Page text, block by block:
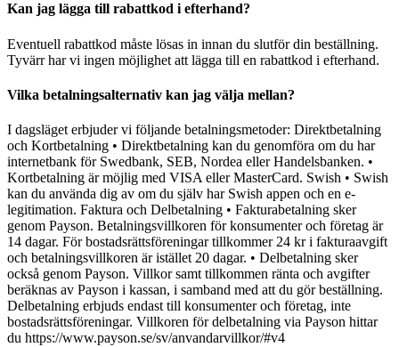
Kan jag lägga till rabattkod i efterhand?
Eventuell rabattkod måste lösas in innan du slutför din beställning.
Tyvärr har vi ingen möjlighet att lägga till en rabattkod i efterhand.
Vilka betalningsalternativ kan jag välja mellan?
I dagsläget erbjuder vi följande betalningsmetoder: Direktbetalning
och Kortbetalning • Direktbetalning kan du genomföra om du har
internetbank för Swedbank, SEB, Nordea eller Handelsbanken. •
Kortbetalning är möjlig med VISA eller MasterCard. Swish • Swish
kan du använda dig av om du själv har Swish appen och en e-
legitimation. Faktura och Delbetalning • Fakturabetalning sker
genom Payson. Betalningsvillkoren för konsumenter och företag är
14 dagar. För bostadsrättsföreningar tillkommer 24 kr i fakturaavgift
och betalningsvillkoren är istället 20 dagar. • Delbetalning sker
också genom Payson. Villkor samt tillkommen ränta och avgifter
beräknas av Payson i kassan, i samband med att du gör beställning.
Delbetalning erbjuds endast till konsumenter och företag, inte
bostadsrättsföreningar. Villkoren för delbetalning via Payson hittar
du https://www.payson.se/sv/anvandarvillkor/#v4